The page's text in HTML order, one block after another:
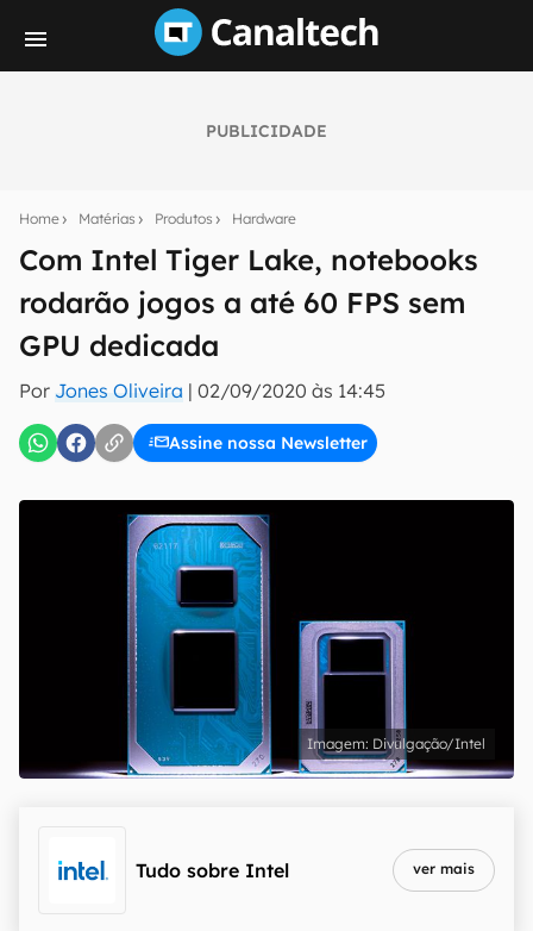
PUBLICIDADE
Home Matérias Produtos Hardware
Com Intel Tiger Lake, notebooks
rodarão jogos a até 60 FPS sem
GPU dedicada
Por Jones Oliveira | 02/09/2020 às 14:45
Assine nossa Newsletter
notícias e reviews sobre tecnologia em primeira
mão.
E-mail
inscreva-se
Uso e Política de Privacidade do Canaltech.
Divulgação/Intel
Tudo sobre Intel ver mais